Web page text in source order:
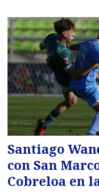
Santiago
con San
Cobreloa en